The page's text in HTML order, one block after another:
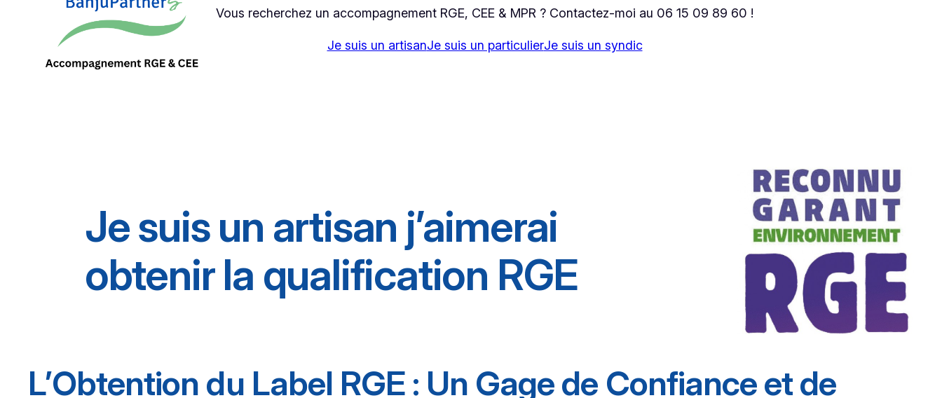
Vous recherchez un accompagnement RGE, CEE & MPR ? Contactez-moi au 06 15 09 89 60 !
Je suis un artisanJe suis un particulierJe suis un syndic
Je suis un artisan j’aimerai
obtenir la qualification RGE
L’Obtention du Label RGE : Un Gage de Confiance et de